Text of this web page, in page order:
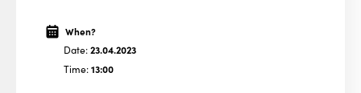
When?
Date:23.04.2023
Time:13:00